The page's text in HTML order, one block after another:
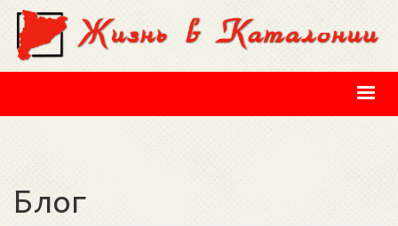
Перейти к основному содержанию
Блог